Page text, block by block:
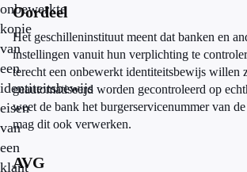
onbewerkte
kopie
van
een
identiteitsbewijs
eisen
van
een
klant
Oordeel
Het geschilleninstituut meent dat banken en
instellingen vanuit hun verplichting te
terecht een onbewerkt identiteitsbewijs willen
geautomatiseerd worden gecontroleerd op
weet de bank het burgerservicenummer van
mag dit ook verwerken.
AVG